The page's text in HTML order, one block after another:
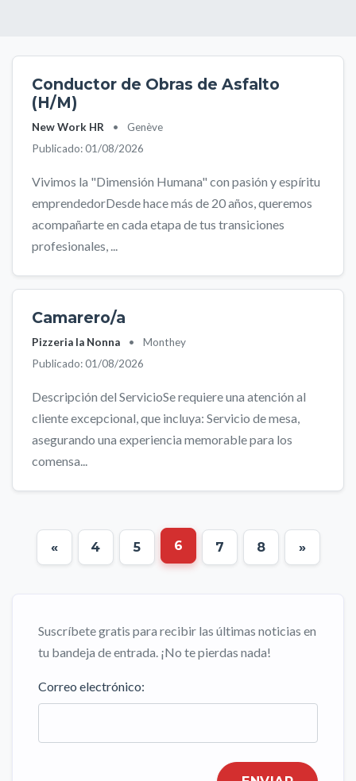
Conductor de Obras de Asfalto
(H/M)
New Work HR •
Genève
Publicado: 01/08/2026
Vivimos la "Dimensión Humana" con pasión y espíritu
emprendedorDesde hace más de 20 años, queremos
acompañarte en cada etapa de tus transiciones
profesionales, ...
Camarero/a
Pizzeria la Nonna •
Monthey
Publicado: 01/08/2026
Descripción del ServicioSe requiere una atención al
cliente excepcional, que incluya: Servicio de mesa,
asegurando una experiencia memorable para los
comensa...
« 4 5 6 7 8 »
Suscríbete gratis para recibir las últimas noticias en
tu bandeja de entrada. ¡No te pierdas nada!
Correo electrónico: